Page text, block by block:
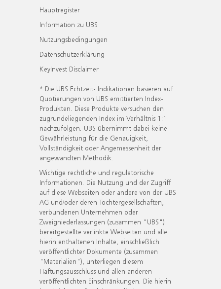
Hauptregister
Information zu UBS
Nutzungsbedingungen
Datenschutzerklärung
KeyInvest Disclaimer
* Die UBS Echtzeit- Indikationen basieren auf
Quotierungen von UBS emittierten Index-
Produkten. Diese Produkte versuchen den
zugrundeliegenden Index im Verhältnis 1:1
nachzufolgen. UBS übernimmt dabei keine
Gewährleistung für die Genauigkeit,
Vollständigkeit oder Angemessenheit der
angewandten Methodik.
Wichtige rechtliche und regulatorische
Informationen. Die Nutzung und der Zugriff
auf diese Webseiten oder andere von der UBS
AG und/oder deren Tochtergesellschaften,
verbundenen Unternehmen oder
Zweigniederlassungen (zusammen "UBS")
bereitgestellte verlinkte Webseiten und alle
hierin enthaltenen Inhalte, einschließlich
veröffentlichter Dokumente (zusammen
"Materialien"), unterliegen diesem
Haftungsausschluss und allen anderen
veröffentlichten Einschränkungen. Die hierin